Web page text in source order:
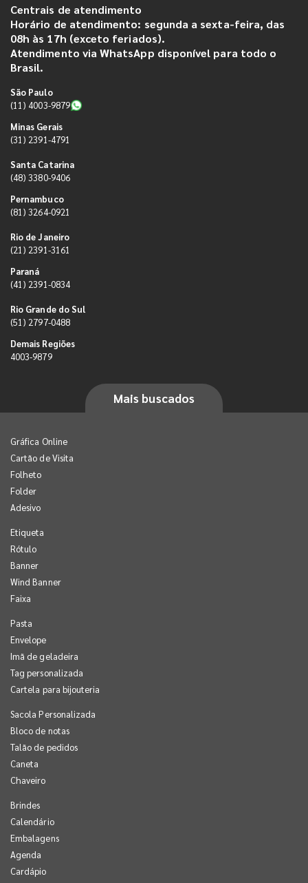
Centrais de atendimento
Horário de atendimento: segunda a sexta-feira, das
08h às 17h (exceto feriados).
Atendimento via WhatsApp disponível para todo o
Brasil.
São Paulo
(11) 4003-9879
Minas Gerais
(31) 2391-4791
Santa Catarina
(48) 3380-9406
Pernambuco
(81) 3264-0921
Rio de Janeiro
(21) 2391-3161
Paraná
(41) 2391-0834
Rio Grande do Sul
(51) 2797-0488
Demais Regiões
4003-9879
Mais buscados
Gráfica Online
Cartão de Visita
Folheto
Folder
Adesivo
Etiqueta
Rótulo
Banner
Wind Banner
Faixa
Pasta
Envelope
Imã de geladeira
Tag personalizada
Cartela para bijouteria
Sacola Personalizada
Bloco de notas
Talão de pedidos
Caneta
Chaveiro
Brindes
Calendário
Embalagens
Agenda
Cardápio